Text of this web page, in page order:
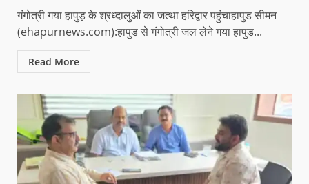
गंगोत्री गया हापुड़ के श्रध्दालुओं का जत्था हरिद्वार पहुंचाहापुड सीमन
(ehapurnews.com):हापुड से गंगोत्री जल लेने गया हापुड...
Read More